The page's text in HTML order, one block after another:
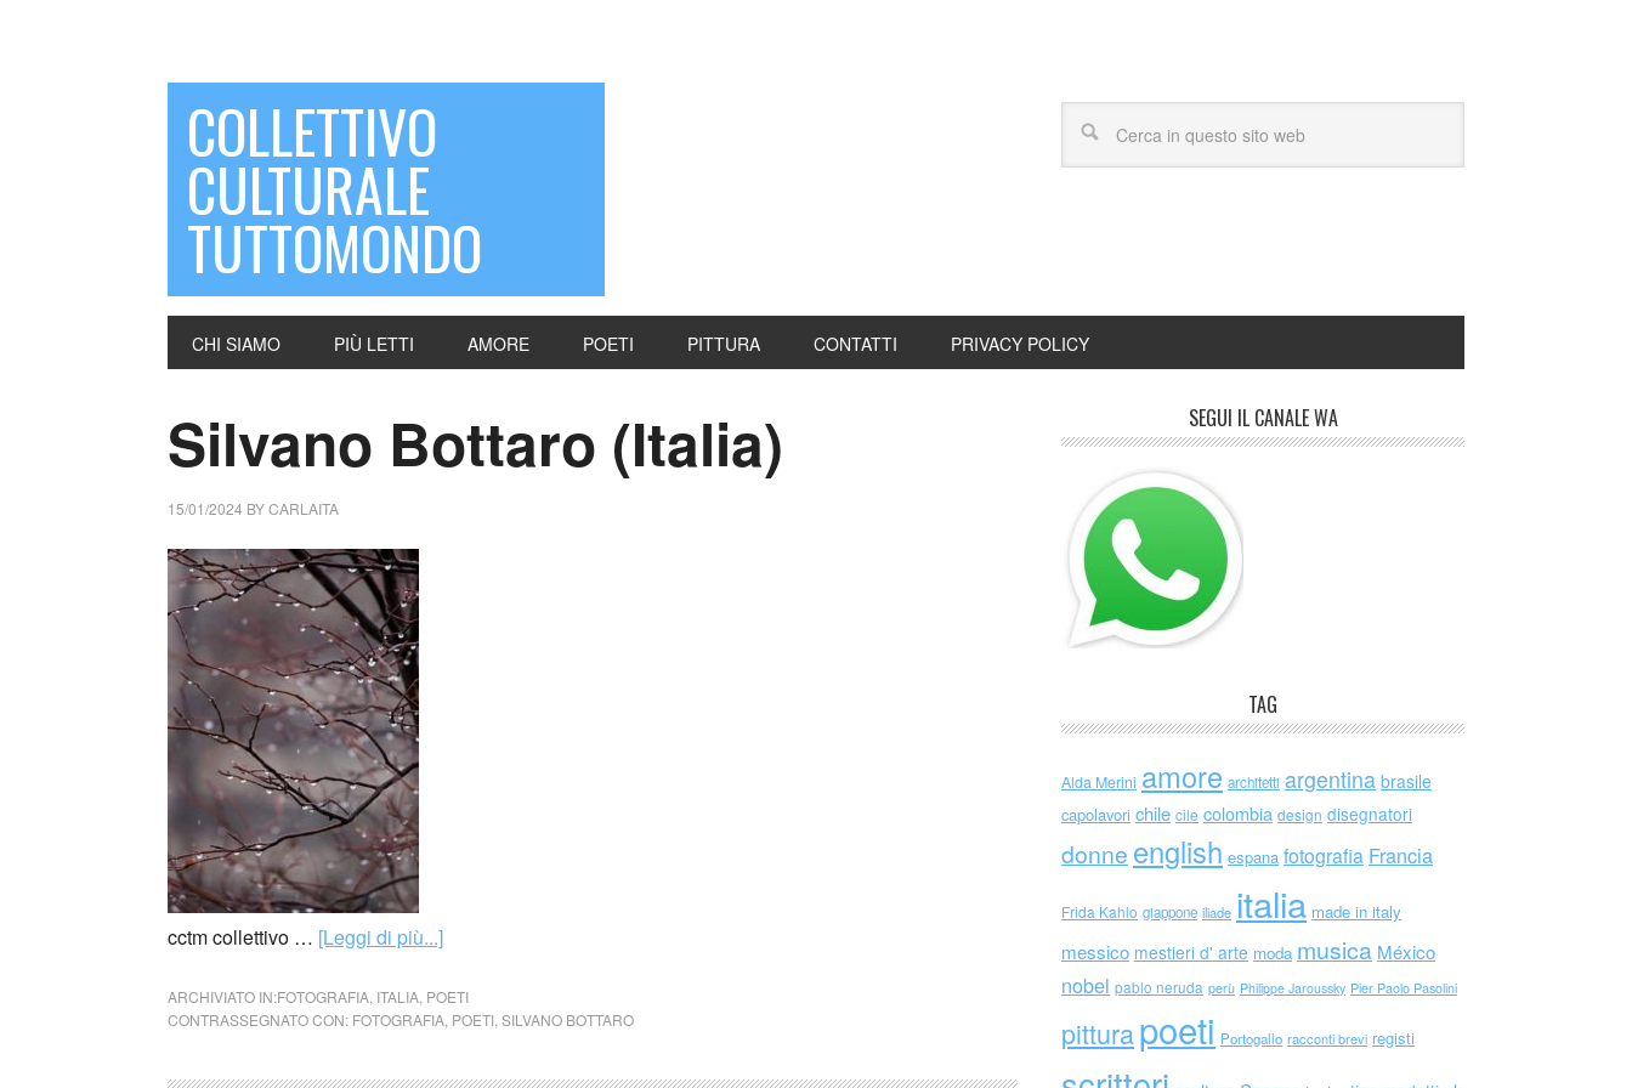
COLLETTIVO
CULTURALE
TUTTOMONDO
CHI SIAMO PIÙ LETTI AMORE POETI PITTURA CONTATTI PRIVACY POLICY
Silvano Bottaro (Italia)
15/01/2024 BYCARLAITA
cctm collettivo … [Leggi di più...]
ARCHIVIATO IN:FOTOGRAFIA ITALIA POETI
CONTRASSEGNATO CON: FOTOGRAFIA POETI SILVANO BOTTARO
SEGUI IL CANALE WA
TAG
Alda Merini amore architetti argentina brasile
capolavori chile cile colombia design disegnatori
donne english espana fotografia Francia
Frida Kahlo giappone iliade italia made in italy
messico mestieri d' arte moda musica México
nobel pablo neruda perù Philippe Jaroussky Pier Paolo Pasolini
pitturapoeti Portogallo racconti brevi registi